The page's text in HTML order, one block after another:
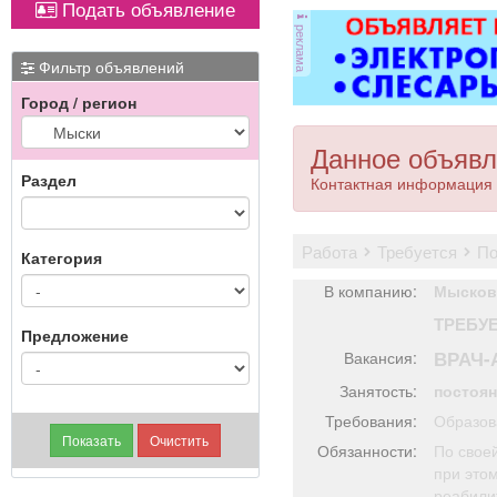
магнитол,
электроусилителей
руля,
многофункциональных
дисплеев, и многого
другого. Быстро,
качественно, недорого!
ремонта определяется
Подать объявление
Фильтр объявлений
Город / регион
Раздел
Категория
Предложение
реклама
Данное
Контактная информация
работа требуется
В компанию:
Вакансия:
Занятость:
Требования:
Обязанности:
По
при